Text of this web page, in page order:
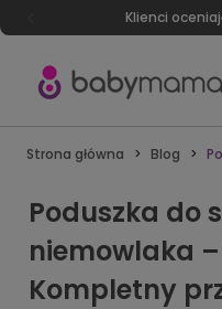
Klienci
Strona główna Blog
Poduszka do
niemowlaka
Kompletny